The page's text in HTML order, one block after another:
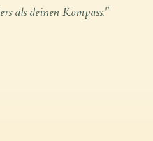
als deinen Kompass."